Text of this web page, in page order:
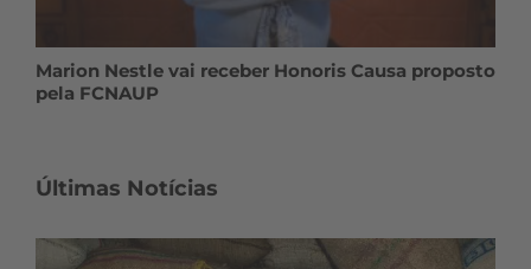
Marion Nestle vai receber Honoris Causa proposto
pela FCNAUP
Últimas Notícias